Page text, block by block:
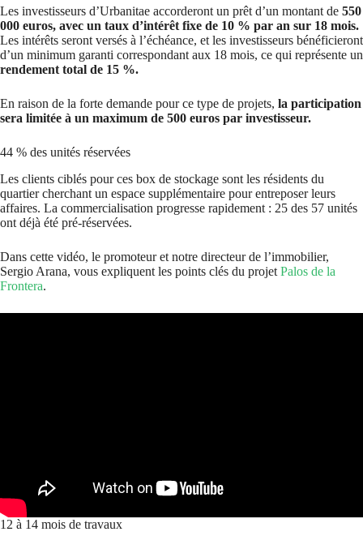
Les investisseurs d’Urbanitae accorderont un prêt d’un montant de 550
000 euros, avec un taux d’intérêt fixe de 10 % par an sur 18 mois.
Les intérêts seront versés à l’échéance, et les investisseurs bénéficieront
d’un minimum garanti correspondant aux 18 mois, ce qui représente un
rendement total de 15 %.
En raison de la forte demande pour ce type de projets, la participation
sera limitée à un maximum de 500 euros par investisseur.
44 % des unités réservées
Les clients ciblés pour ces box de stockage sont les résidents du
quartier cherchant un espace supplémentaire pour entreposer leurs
affaires. La commercialisation progresse rapidement : 25 des 57 unités
ont déjà été pré-réservées.
Dans cette vidéo, le promoteur et notre directeur de l’immobilier,
Sergio Arana, vous expliquent les points clés du projet Palos de la
Frontera.
12 à 14 mois de travaux